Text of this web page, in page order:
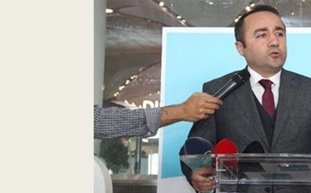
Yetiştirici Soruyor
Dünyada Tarım
Üretici Birlikleri
Şeker ve Şekerli Mamüller
Tahıllar ve Baklagiller